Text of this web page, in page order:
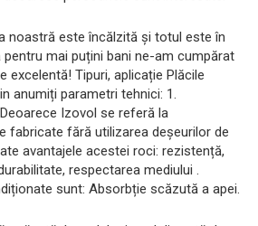
noastră este încălzită și totul este în
mai puțini bani ne-am cumpărat
excelentă! Tipuri, aplicație Plăcile
anumiți parametri tehnici: 1.
Izovol se referă la
fabricate fără utilizarea deșeurilor de
avantajele acestei roci: rezistență,
respectarea mediului .
sunt: ​​Absorbție scăzută a apei.